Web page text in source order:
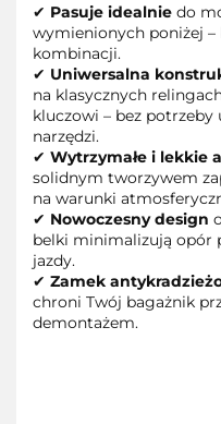
✔ Pasuje idealnie do
wymienionych poniżej –
kombinacji.
✔ Uniwersalna
na klasycznych
kluczowi – bez
narzędzi.
✔ Wytrzymałe i lekkie
solidnym tworzywem
na warunki
✔ Nowoczesny design
belki minimalizują opór
jazdy.
✔ Zamek
chroni Twój bagażnik
demontażem.